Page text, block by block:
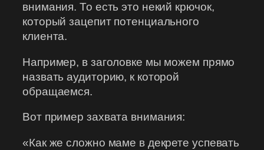
внимания. То есть это некий крючок,
который зацепит потенциального
клиента.
Например, в заголовке мы можем прямо
назвать аудиторию, к которой
обращаемся.
Вот пример захвата внимания:
«Как же сложно маме в декрете успевать